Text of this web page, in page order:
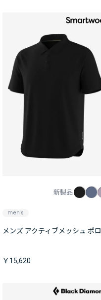
新製品
men's
メンズ アクティブメッシュ ポロ
￥15,620